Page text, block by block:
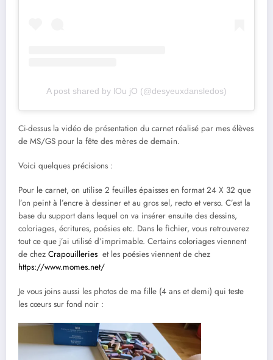
A post shared by lOu jO (@desyeuxdansledos)
Ci-dessus la vidéo de présentation du carnet réalisé par mes élèves
de MS/GS pour la fête des mères de demain.
Voici quelques précisions :
Pour le carnet, on utilise 2 feuilles épaisses en format 24 X 32 que
l’on peint à l’encre à dessiner et au gros sel, recto et verso. C’est la
base du support dans lequel on va insérer ensuite des dessins,
coloriages, écritures, poésies etc. Dans le fichier, vous retrouverez
tout ce que j’ai utilisé d’imprimable. Certains coloriages viennent
de chez Crapouilleries et les poésies viennent de chez
https://www.momes.net/
Je vous joins aussi les photos de ma fille (4 ans et demi) qui teste
les cœurs sur fond noir :